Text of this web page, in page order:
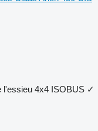
l'essieu 4x4 ISOBUS ✓